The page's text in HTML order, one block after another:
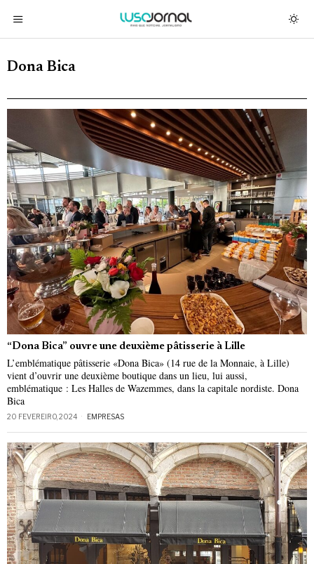
Dona Bica
“Dona Bica” ouvre une deuxième pâtisserie à Lille
L’emblématique pâtisserie «Dona Bica» (14 rue de la Monnaie, à Lille)
vient d’ouvrir une deuxième boutique dans un lieu, lui aussi,
emblématique : Les Halles de Wazemmes, dans la capitale nordiste. Dona
Bica
20 FEVEREIRO, 2024 EMPRESAS